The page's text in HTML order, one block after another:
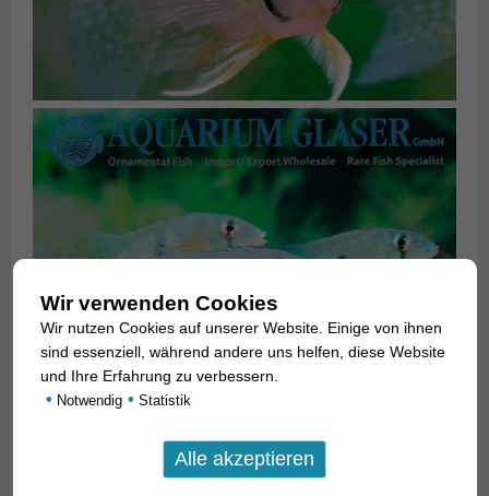
Wir verwenden Cookies
Wir nutzen Cookies auf unserer Website. Einige von ihnen
sind essenziell, während andere uns helfen, diese Website
und Ihre Erfahrung zu verbessern.
• Notwendig • Statistik